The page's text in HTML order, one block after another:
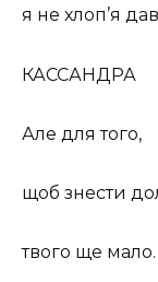
я не хлоп’я
КАССАНДРА
Але для того,
щоб знести
твого ще мало.